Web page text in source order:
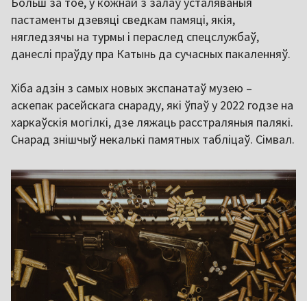
пастаменты дзевяці сведкам памяці, якія,
нягледзячы на турмы і пераслед спецслужбаў,
данеслі праўду пра Катынь да сучасных пакаленняў.
Хіба адзін з самых новых экспанатаў музею –
аскепак расейскага снараду, які ўпаў у 2022 годзе на
харкаўскія могілкі, дзе ляжаць расстраляныя палякі.
Снарад знішчыў некалькі памятных табліцаў. Сімвал.